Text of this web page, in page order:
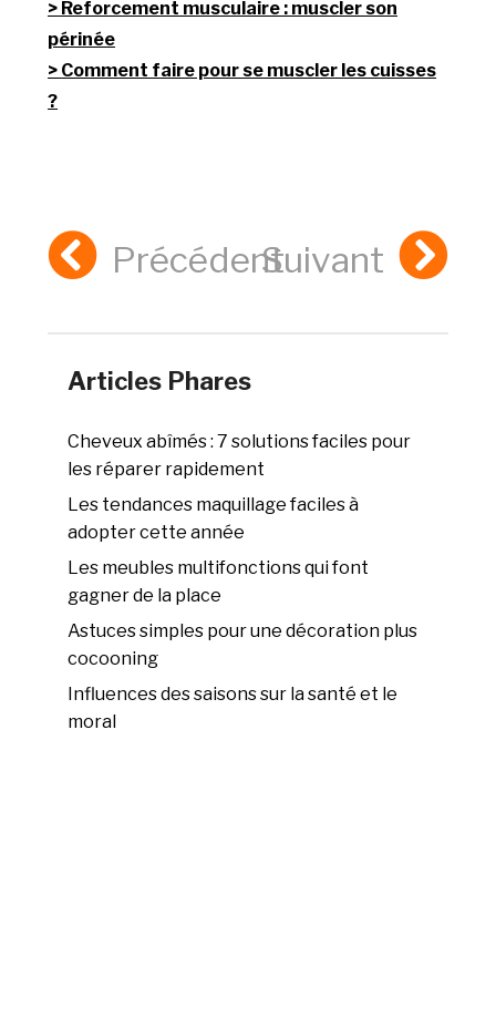
Reforcement musculaire : muscler son
périnée
Comment faire pour se muscler les cuisses
?
PrécédentSuivant
Articles Phares
Cheveux abîmés : 7 solutions faciles pour
les réparer rapidement
Les tendances maquillage faciles à
adopter cette année
Les meubles multifonctions qui font
gagner de la place
Astuces simples pour une décoration plus
cocooning
Influences des saisons sur la santé et le
moral